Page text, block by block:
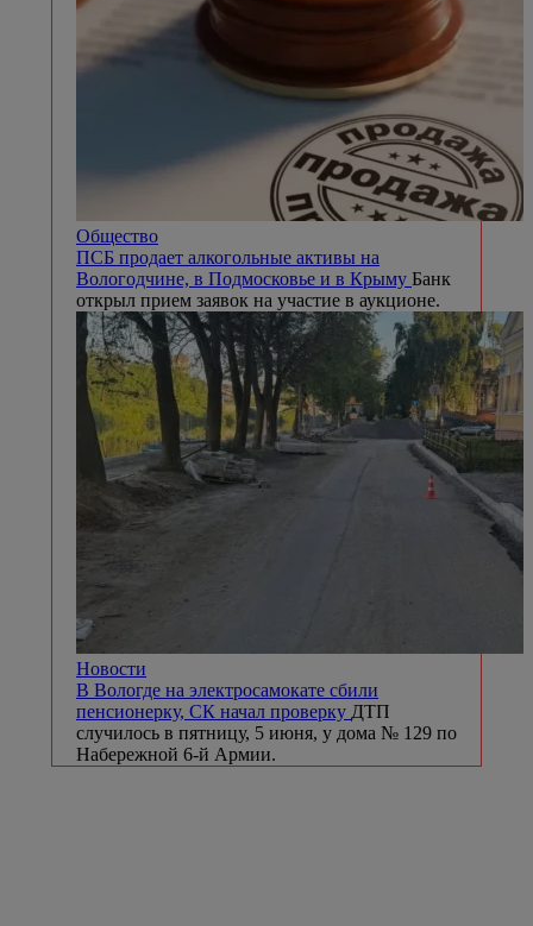
Общество
ПСБ продает алкогольные активы на
Вологодчине, в Подмосковье и в Крыму Банк
открыл прием заявок на участие в аукционе.
Новости
В Вологде на электросамокате сбили
пенсионерку, СК начал проверку ДТП
случилось в пятницу, 5 июня, у дома № 129 по
Набережной 6-й Армии.